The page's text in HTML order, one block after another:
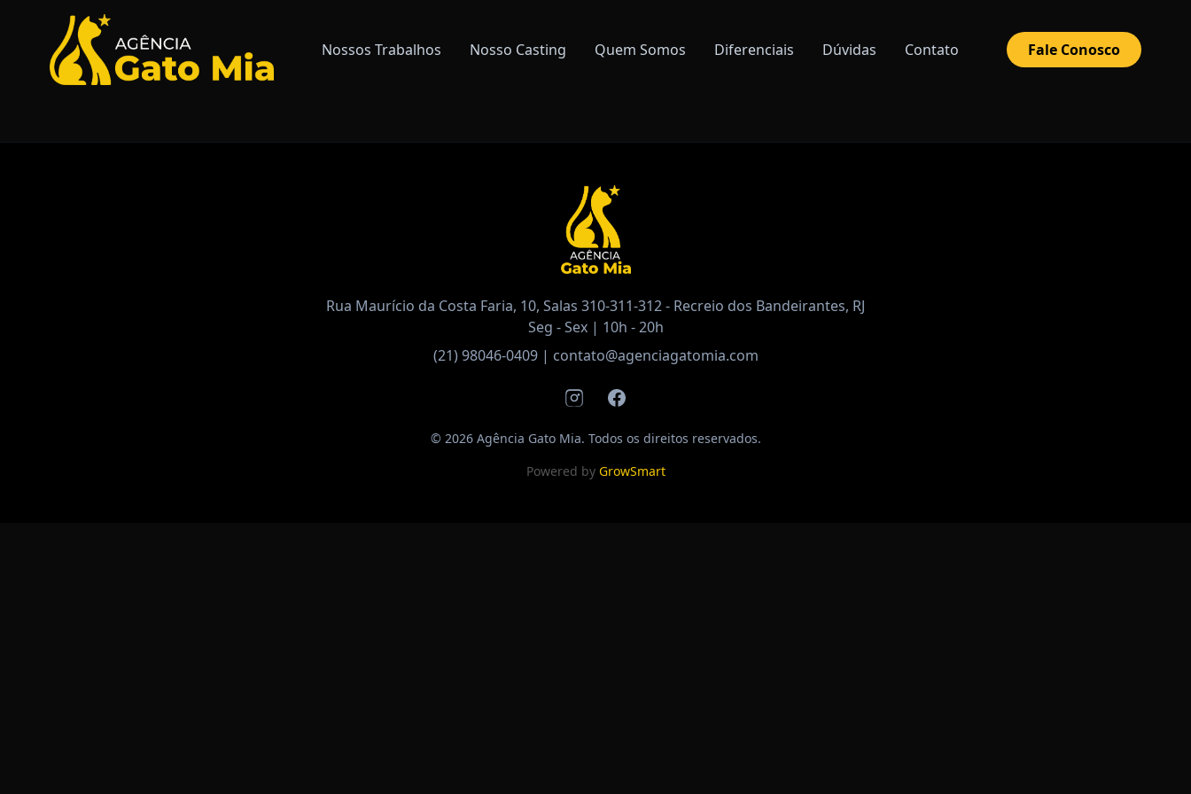
Nossos Trabalhos Nosso Casting Quem Somos Diferenciais Dúvidas Contato Fale Conosco
Rua Maurício da Costa Faria, 10, Salas 310-311-312 - Recreio dos Bandeirantes, RJ
Seg - Sex | 10h - 20h
(21) 98046-0409| contato@agenciagatomia.com
© 2026 Agência Gato Mia. Todos os direitos reservados.
Powered by GrowSmart